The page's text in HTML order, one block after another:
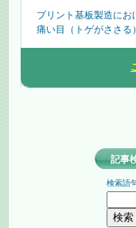
プリント基板製造にお
痛い目（トゲがささる
記事
検索語